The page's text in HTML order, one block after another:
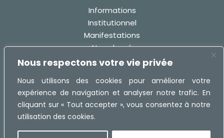
Nous respectons votre vie privée
Nous utilisons des cookies pour améliorer votre
expérience de navigation et analyser notre trafic. En
cliquant sur « Tout accepter », vous consentez à notre
utilisation des cookies.
Informations
Institutionnel
Manifestations
Non classé
Travaux